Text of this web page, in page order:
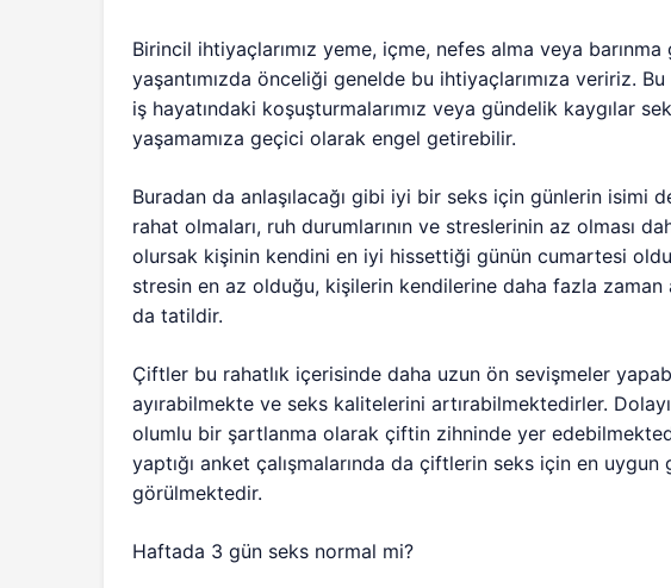
Birincil ihtiyaçlarımız yeme, içme, nefes alma veya
yaşantımızda önceliği genelde bu ihtiyaçlarımıza veririz. Bu
iş hayatındaki koşuşturmalarımız veya gündelik kaygılar
yaşamamıza geçici olarak engel getirebilir.
Buradan da anlaşılacağı gibi iyi bir seks için günlerin isimi
rahat olmaları, ruh durumlarının ve streslerinin az olması
olursak kişinin kendini en iyi hissettiği günün cumartesi
stresin en az olduğu, kişilerin kendilerine daha fazla zaman
da tatildir.
Çiftler bu rahatlık içerisinde daha uzun ön sevişmeler
ayırabilmekte ve seks kalitelerini artırabilmektedirler.
olumlu bir şartlanma olarak çiftin zihninde yer
yaptığı anket çalışmalarında da çiftlerin seks için en
görülmektedir.
Haftada 3 gün seks normal mi?